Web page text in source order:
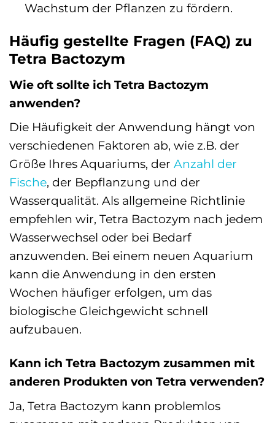
Wachstum der Pflanzen zu fördern.
Häufig gestellte Fragen (FAQ) zu
Tetra Bactozym
Wie oft sollte ich Tetra Bactozym
anwenden?
Die Häufigkeit der Anwendung hängt von
verschiedenen Faktoren ab, wie z.B. der
Größe Ihres Aquariums, der Anzahl der
Fische, der Bepflanzung und der
Wasserqualität. Als allgemeine Richtlinie
empfehlen wir, Tetra Bactozym nach jedem
Wasserwechsel oder bei Bedarf
anzuwenden. Bei einem neuen Aquarium
kann die Anwendung in den ersten
Wochen häufiger erfolgen, um das
biologische Gleichgewicht schnell
aufzubauen.
Kann ich Tetra Bactozym zusammen mit
anderen Produkten von Tetra verwenden?
Ja, Tetra Bactozym kann problemlos